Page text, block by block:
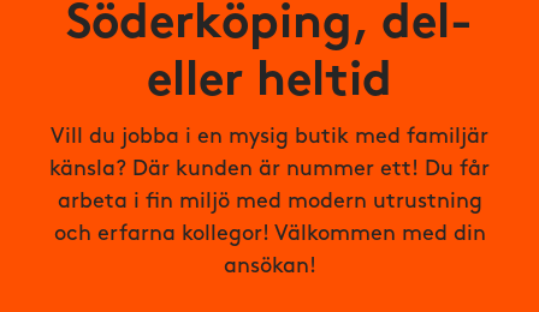
Söderköping, del-
eller heltid
Vill du jobba i en mysig butik med familjär
känsla? Där kunden är nummer ett! Du får
arbeta i fin miljö med modern utrustning
och erfarna kollegor! Välkommen med din
ansökan!